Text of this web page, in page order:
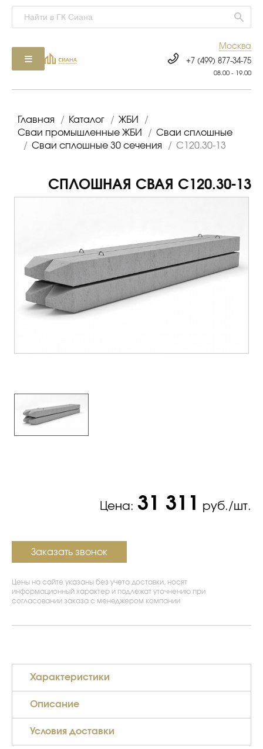
Москва
+7 (499) 877-34-75
08.00 - 19.00
Главная / Каталог / ЖБИ
/
Сваи промышленные ЖБИ
/ Сваи сплошные
/ Сваи сплошные 30 сечения / С120.30-13
СПЛОШНАЯ СВАЯ С120.30-13
Цена: 31 311 руб./шт.
Заказать звонок
Цены на сайте указаны без учета доставки, носят
информационный характер и подлежат уточнению при
согласовании заказа с менеджером компании
Характеристики
Описание
Условия доставки